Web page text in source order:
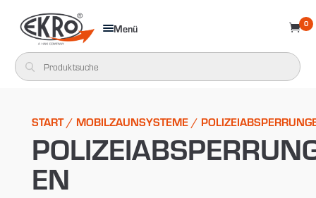
Menü  0
START/ MOBILZAUNSYSTEME/
EN